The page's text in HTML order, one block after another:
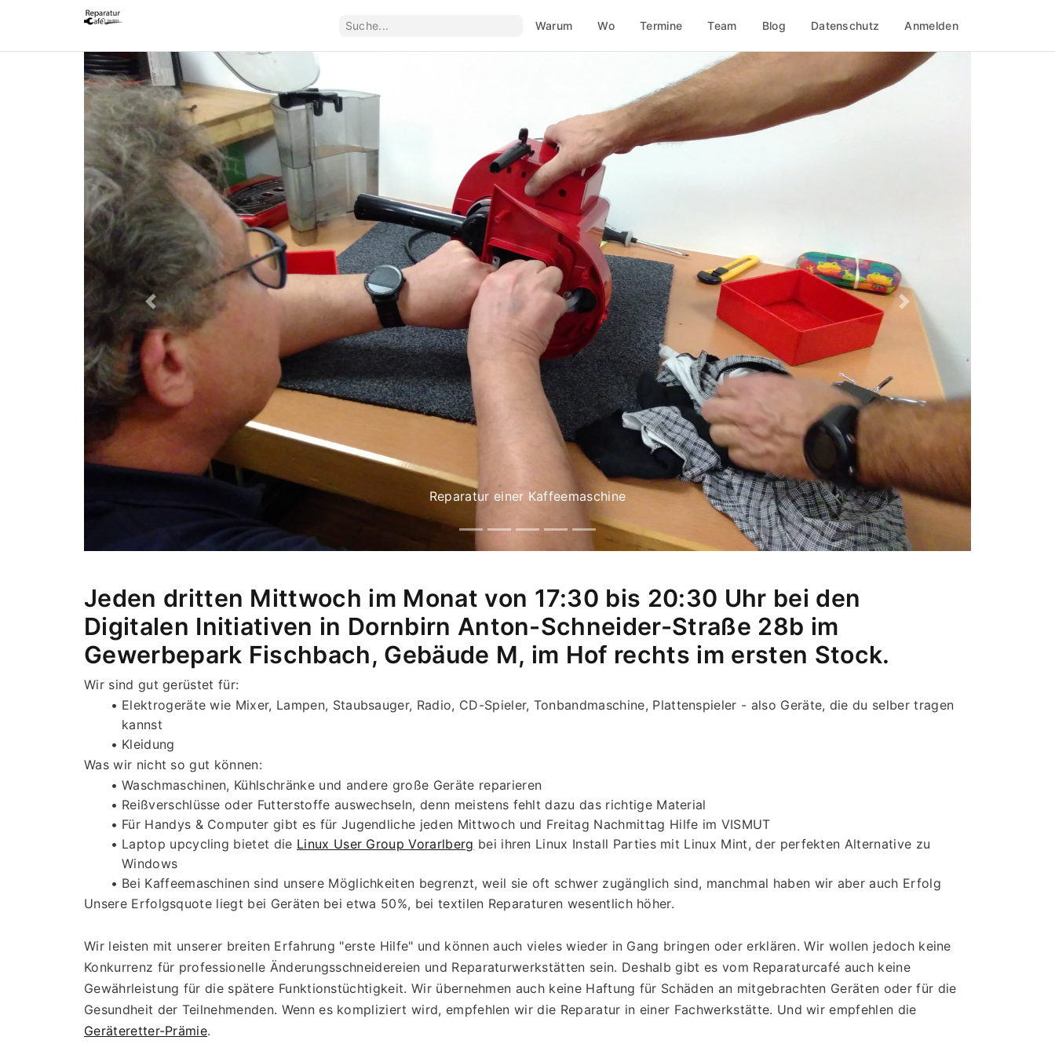
Warum Wo Termine Team Blog Datenschutz Anmelden
Reparatur einer Kaffeemaschine
Zurück Weiter
Jeden dritten Mittwoch im Monat von 17:30 bis 20:30 Uhr bei den
Digitalen Initiativen in Dornbirn Anton-Schneider-Straße 28b im
Gewerbepark Fischbach, Gebäude M, im Hof rechts im ersten Stock.
Wir sind gut gerüstet für:
Elektrogeräte wie Mixer, Lampen, Staubsauger, Radio, CD-Spieler, Tonbandmaschine, Plattenspieler - also Geräte, die du selber tragen
kannst
Kleidung
Was wir nicht so gut können:
Waschmaschinen, Kühlschränke und andere große Geräte reparieren
Reißverschlüsse oder Futterstoffe auswechseln, denn meistens fehlt dazu das richtige Material
Für Handys & Computer gibt es für Jugendliche jeden Mittwoch und Freitag Nachmittag Hilfe im VISMUT
Laptop upcycling bietet die Linux User Group Vorarlberg bei ihren Linux Install Parties mit Linux Mint, der perfekten Alternative zu
Windows
Bei Kaffeemaschinen sind unsere Möglichkeiten begrenzt, weil sie oft schwer zugänglich sind, manchmal haben wir aber auch Erfolg
Unsere Erfolgsquote liegt bei Geräten bei etwa 50%, bei textilen Reparaturen wesentlich höher.
Wir leisten mit unserer breiten Erfahrung "erste Hilfe" und können auch vieles wieder in Gang bringen oder erklären. Wir wollen jedoch keine
Konkurrenz für professionelle Änderungsschneidereien und Reparaturwerkstätten sein. Deshalb gibt es vom Reparaturcafé auch keine
Gewährleistung für die spätere Funktionstüchtigkeit. Wir übernehmen auch keine Haftung für Schäden an mitgebrachten Geräten oder für die
Geräteretter-Prämie.